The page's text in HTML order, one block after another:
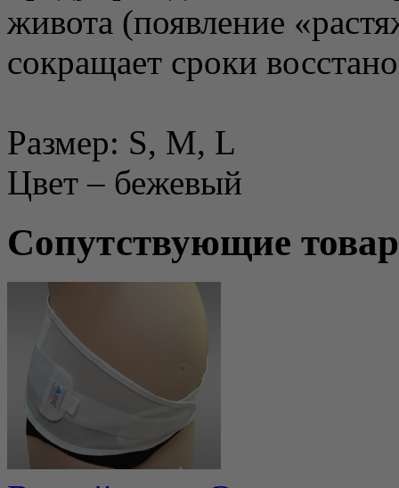
живота (появление
сокращает сроки
Размер: S, M, L
Цвет – бежевый
Сопутствующие